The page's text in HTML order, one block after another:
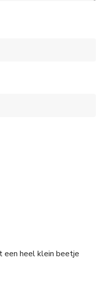
een heel klein beetje